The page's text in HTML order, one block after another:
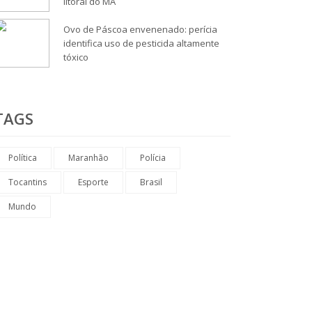
Ovo de Páscoa envenenado: perícia
identifica uso de pesticida altamente
tóxico
Política Maranhão Polícia
Tocantins Esporte Brasil
Mundo